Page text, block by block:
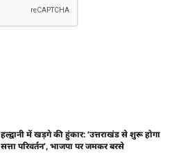
हल्द्वानी में खड़गे की हुंकार: ‘उत्तराखंड से शुरू होगा
सत्ता परिवर्तन’, भाजपा पर जमकर बरसे